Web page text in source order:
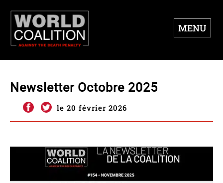
MENU
Newsletter Octobre 2025
le 20 février 2026